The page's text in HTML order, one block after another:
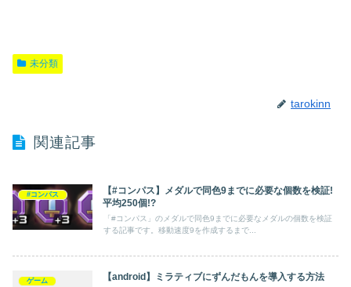
未分類
tarokinn
関連記事
#コンパス
【#コンパス】メダルで同色9までに必要な個数を検証!
平均250個!?
「#コンパス」のメダルで同色9までに必要なメダルの個数を検証
する記事です。移動速度9を作成するまで...
ゲーム 【android】ミラティブにずんだもんを導入する方法